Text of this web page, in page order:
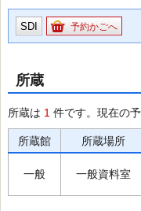
SDI 予約かごへ
所蔵
所蔵は 1 件です。現在の
所蔵館 所蔵場所
一般 一般資料室